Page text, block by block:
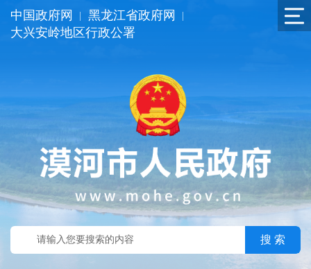
中国政府网 黑龙江省政府网
大兴安岭地区行政公署
搜 索